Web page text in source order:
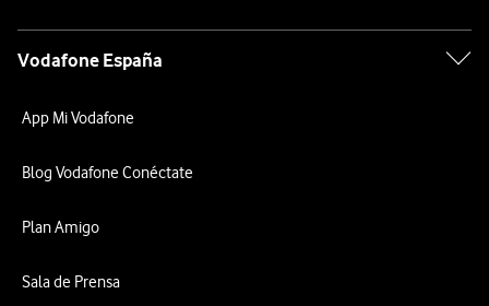
Vodafone España
App Mi Vodafone
Blog Vodafone Conéctate
Plan Amigo
Sala de Prensa